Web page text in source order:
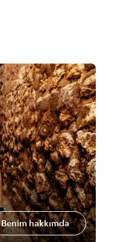
Benim hakkımda